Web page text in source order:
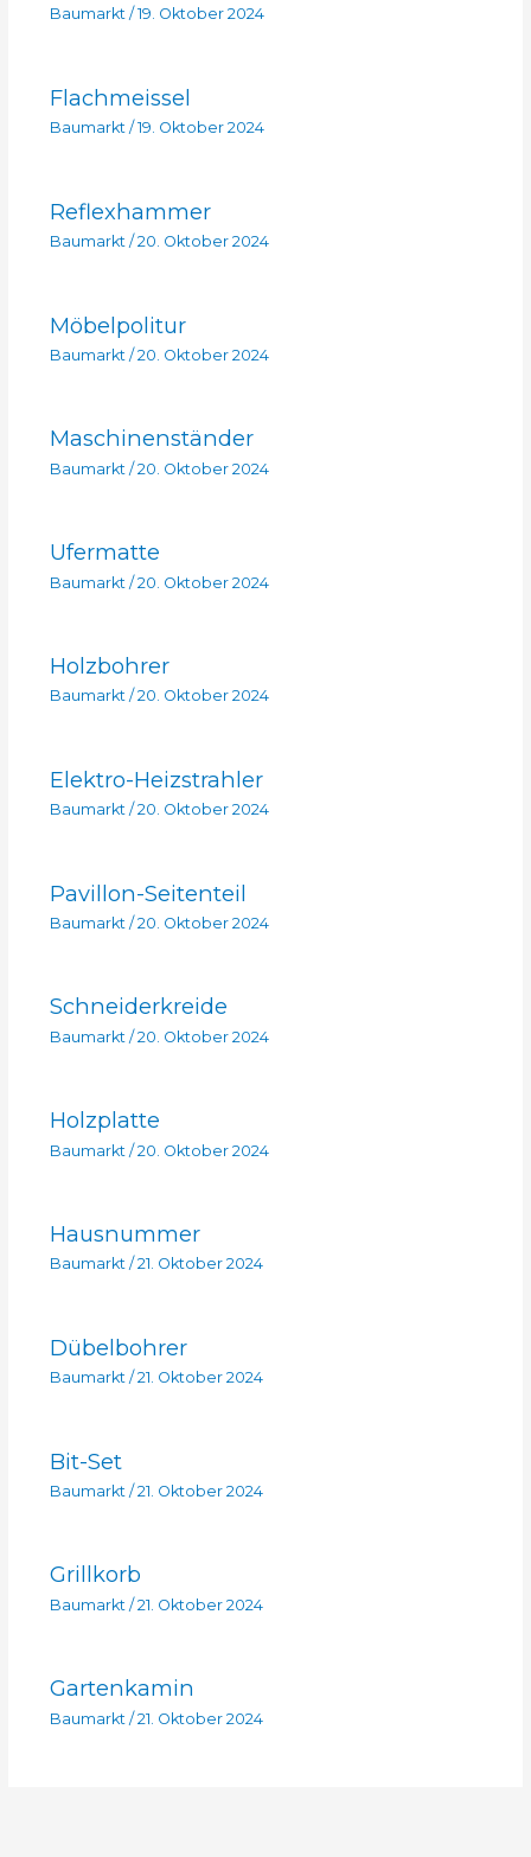
Baumarkt/ 19. Oktober 2024
Flachmeissel
Baumarkt/ 19. Oktober 2024
Reflexhammer
Baumarkt/ 20. Oktober 2024
Möbelpolitur
Baumarkt / 20. Oktober 2024
Maschinenständer
Baumarkt /20. Oktober 2024
Ufermatte
Baumarkt /20. Oktober 2024
Holzbohrer
Baumarkt/ 20. Oktober 2024
Elektro-Heizstrahler
Baumarkt/ 20. Oktober 2024
Pavillon-Seitenteil
Baumarkt / 20. Oktober 2024
Schneiderkreide
Baumarkt / 20. Oktober 2024
Holzplatte
Baumarkt /20. Oktober 2024
Hausnummer
Baumarkt/ 21. Oktober 2024
Dübelbohrer
Baumarkt/ 21. Oktober 2024
Bit-Set
Baumarkt/ 21. Oktober 2024
Grillkorb
Baumarkt / 21. Oktober 2024
Gartenkamin
Baumarkt /21. Oktober 2024